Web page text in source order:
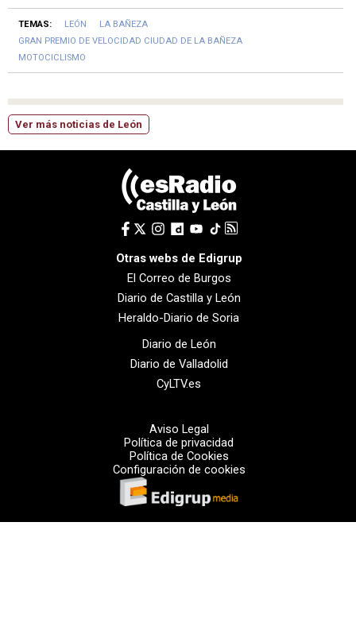
TEMAS: LEÓN
LA BAÑEZA
GRAN PREMIO DE VELOCIDAD CIUDAD DE LA BAÑEZA
MOTOCICLISMO
Ver más noticias de León
Otras webs de Edigrup
El Correo de Burgos
Diario de Castilla y León
Heraldo-Diario de Soria
Diario de León
Diario de Valladolid
CyLTV.es
Aviso Legal
Política de privacidad
Política de Cookies
Configuración de cookies